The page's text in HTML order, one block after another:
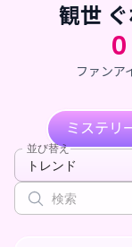
観世
0
ファンア
ミステリ
並び替え
トレンド